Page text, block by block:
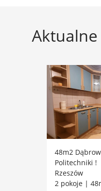
Aktualne
48m2
Politechniki !
Rzeszów
2 pokoje |